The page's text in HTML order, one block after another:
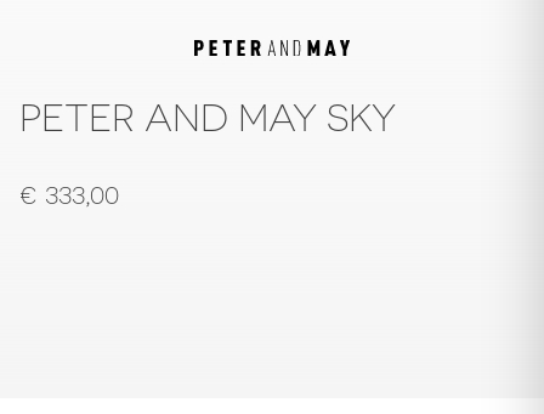
PETER AND MAY SKY
€ 333,00